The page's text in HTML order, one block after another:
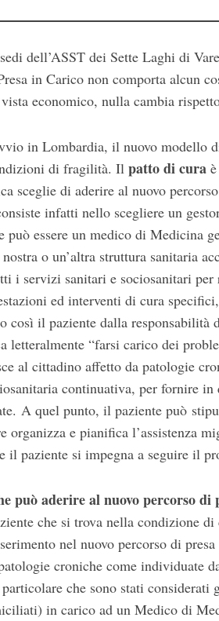
dell’ASST dei Sette Laghi di
in Carico non comporta alcun
economico, nulla cambia
in Lombardia, il nuovo modello
di fragilità. Il patto di cura
sceglie di aderire al nuovo
infatti nello scegliere un
essere un medico di Medicina
o un’altra struttura sanitaria
i servizi sanitari e sociosanitari
ed interventi di cura
così il paziente dalla responsabilità
letteralmente “farsi carico dei
al cittadino affetto da patologie
continuativa, per fornire
A quel punto, il paziente può
organizza e pianifica l’assistenza
il paziente si impegna a seguire il
può aderire al nuovo percorso di
che si trova nella condizione
nel nuovo percorso di
croniche come individuate
che sono stati considerati
in carico ad un Medico di